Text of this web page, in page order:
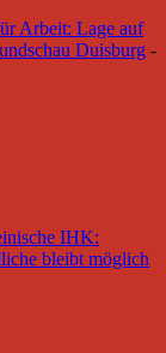
Arbeit: Lage auf
Duisburg -
IHK:
bleibt möglich